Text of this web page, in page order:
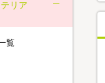
リア
覧